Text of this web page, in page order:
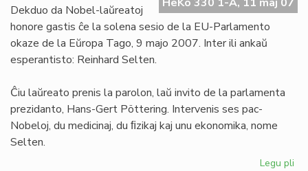
en
Dekduo da Nobel-laŭreatoj
honore gastis ĉe la solena sesio de la EU-Parlamento
okaze de la Eŭropa Tago, 9 majo 2007. Inter ili ankaŭ
esperantisto: Reinhard Selten.
Ĉiu laŭreato prenis la parolon, laŭ invito de la parlamenta
prezidanto, Hans-Gert Pöttering. Intervenis ses pac-
Nobeloj, du medicinaj, du ﬁzikaj kaj unu ekonomika, nome
Selten.
Legu pli